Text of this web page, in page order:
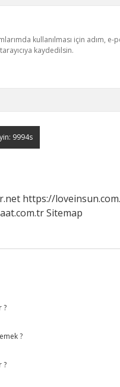
kullanılması için adım, e-
kaydedilsin.
https://
Sitemap
?
?
?